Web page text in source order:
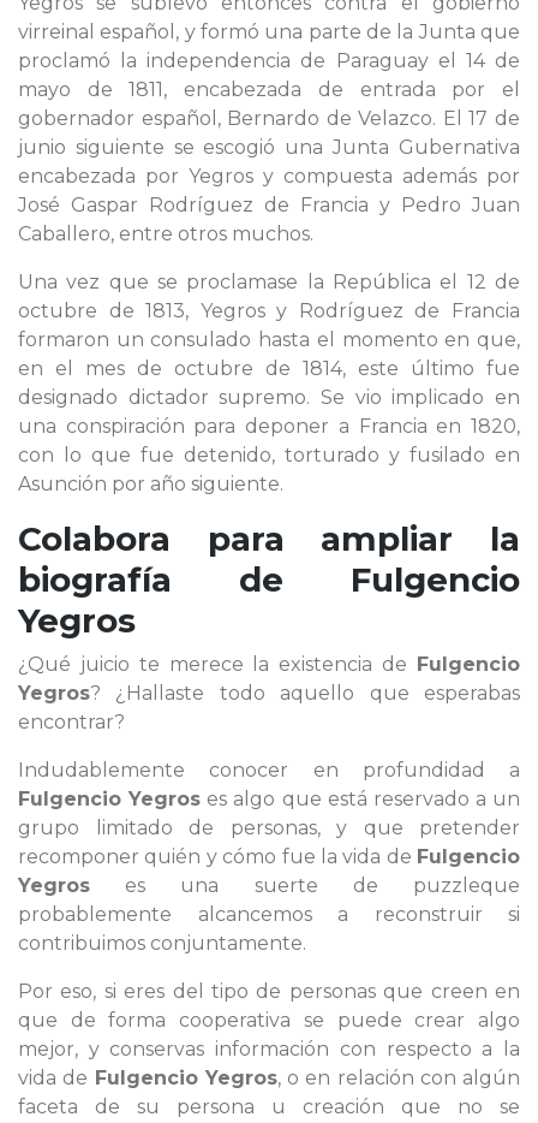
virreinal español, y formó una parte de la Junta que
proclamó la independencia de Paraguay el 14 de
mayo de 1811, encabezada de entrada por el
gobernador español, Bernardo de Velazco. El 17 de
junio siguiente se escogió una Junta Gubernativa
encabezada por Yegros y compuesta además por
José Gaspar Rodríguez de Francia y Pedro Juan
Caballero, entre otros muchos.
Una vez que se proclamase la República el 12 de
octubre de 1813, Yegros y Rodríguez de Francia
formaron un consulado hasta el momento en que,
en el mes de octubre de 1814, este último fue
designado dictador supremo. Se vio implicado en
una conspiración para deponer a Francia en 1820,
con lo que fue detenido, torturado y fusilado en
Asunción por año siguiente.
Colabora para ampliar la
biografía de Fulgencio
Yegros
¿Qué juicio te merece la existencia de Fulgencio
Yegros? ¿Hallaste todo aquello que esperabas
encontrar?
Indudablemente conocer en profundidad a
Fulgencio Yegros es algo que está reservado a un
grupo limitado de personas, y que pretender
recomponer quién y cómo fue la vida de Fulgencio
Yegros es una suerte de puzzleque
probablemente alcancemos a reconstruir si
contribuimos conjuntamente.
Por eso, si eres del tipo de personas que creen en
que de forma cooperativa se puede crear algo
mejor, y conservas información con respecto a la
vida de Fulgencio Yegros, o en relación con algún
faceta de su persona u creación que no se